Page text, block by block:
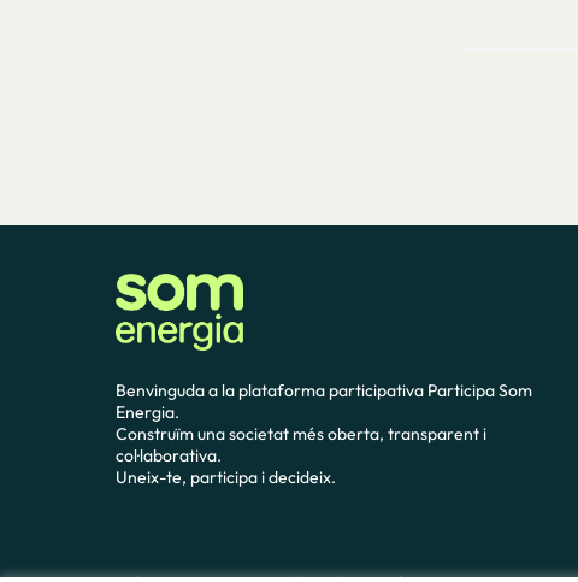
Benvinguda a la plataforma participativa Participa Som
Energia.
Construïm una societat més oberta, transparent i
col·laborativa.
Uneix-te, participa i decideix.